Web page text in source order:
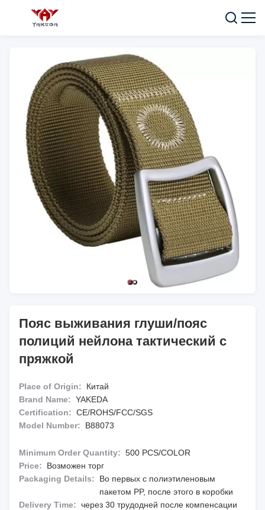
Пояс выживания глуши/пояс
полиций нейлона тактический с
пряжкой
Place of Origin:
Китай
Brand Name: YAKEDA
Certification: CE/ROHS/FCC/SGS
Model Number:
B88073
Minimum Order Quantity: 500 PCS/COLOR
Price:
Возможен торг
Packaging Details:
Во первых с полиэтиленовым
пакетом PP, после этого в коробки
Delivery Time: через 30 трудодней после компенсации